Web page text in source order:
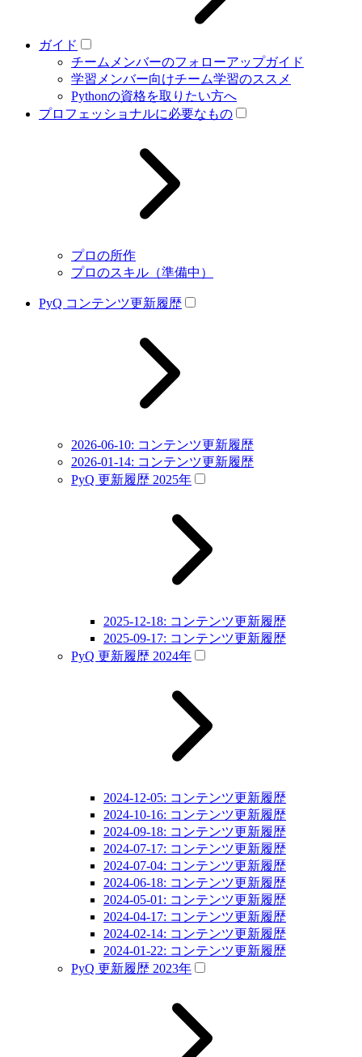
ガイド
チームメンバーのフォローアップガイド
学習メンバー向けチーム学習のススメ
Pythonの資格を取りたい方へ
プロフェッショナルに必要なもの
プロの所作
プロのスキル（準備中）
PyQ コンテンツ更新履歴
2026-06-10: コンテンツ更新履歴
2026-01-14: コンテンツ更新履歴
PyQ 更新履歴 2025年
2025-12-18: コンテンツ更新履歴
2025-09-17: コンテンツ更新履歴
PyQ 更新履歴 2024年
2024-12-05: コンテンツ更新履歴
2024-10-16: コンテンツ更新履歴
2024-09-18: コンテンツ更新履歴
2024-07-17: コンテンツ更新履歴
2024-07-04: コンテンツ更新履歴
2024-06-18: コンテンツ更新履歴
2024-05-01: コンテンツ更新履歴
2024-04-17: コンテンツ更新履歴
2024-02-14: コンテンツ更新履歴
2024-01-22: コンテンツ更新履歴
PyQ 更新履歴 2023年